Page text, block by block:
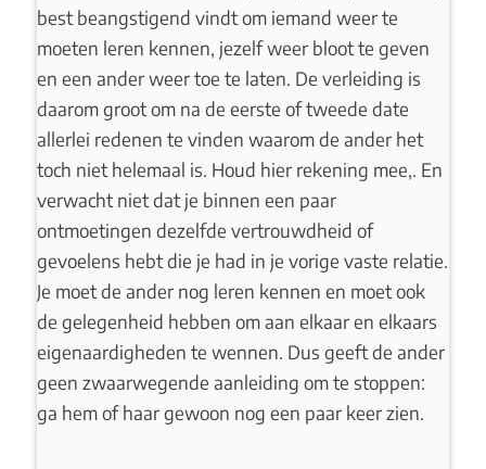
best beangstigend vindt om iemand weer te
moeten leren kennen, jezelf weer bloot te geven
en een ander weer toe te laten. De verleiding is
daarom groot om na de eerste of tweede date
allerlei redenen te vinden waarom de ander het
toch niet helemaal is. Houd hier rekening mee,. En
verwacht niet dat je binnen een paar
ontmoetingen dezelfde vertrouwdheid of
gevoelens hebt die je had in je vorige vaste relatie.
Je moet de ander nog leren kennen en moet ook
de gelegenheid hebben om aan elkaar en elkaars
eigenaardigheden te wennen. Dus geeft de ander
geen zwaarwegende aanleiding om te stoppen:
ga hem of haar gewoon nog een paar keer zien.